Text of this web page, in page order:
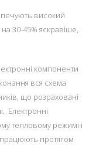
високий
30-45% яскравіше,
компоненти
вся схема
що розраховані
Електронні
тепловому режимі і
протягом